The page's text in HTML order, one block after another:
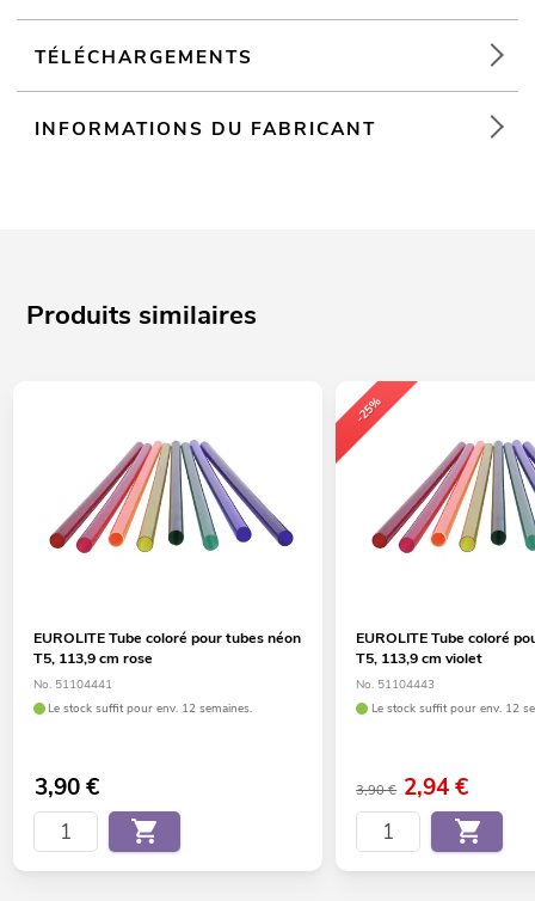
TÉLÉCHARGEMENTS
INFORMATIONS DU FABRICANT
Produits similaires
EUROLITE Tube coloré pour tubes néon
T5, 113,9 cm rose
No. 51104441
Le stock suffit pour env. 12 semaines.
3,90€
-25%
EUROLITE Tube coloré
T5, 113,9 cm violet
No. 51104443
Le stock suffit pour env. 12
3,90 € 2,94€